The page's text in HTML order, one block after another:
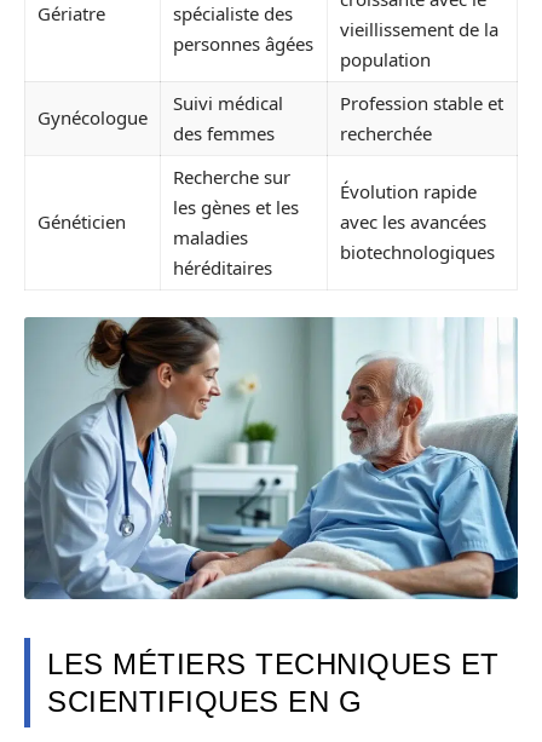
Gériatre
spécialiste des
personnes âgées
vieillissement de la
population
Gynécologue
Suivi médical
des femmes
Profession stable et
recherchée
Généticien
Recherche sur
les gènes et les
maladies
héréditaires
Évolution rapide
avec les avancées
biotechnologiques
LES MÉTIERS TECHNIQUES ET
SCIENTIFIQUES EN G